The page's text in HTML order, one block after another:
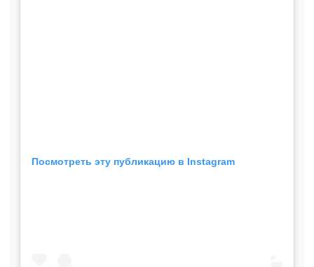
Посмотреть эту публикацию в Instagram